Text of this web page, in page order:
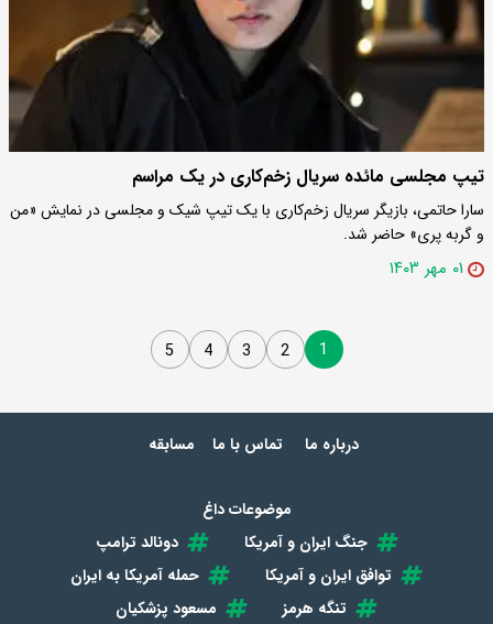
تیپ مجلسی مائده سریال زخم‌کاری در یک مراسم
سارا حاتمی، بازیگر سریال زخم‌کاری با یک تیپ شیک و مجلسی در نمایش «من
و گربه پری» حاضر شد.
۰۱ مهر ۱۴۰۳
1
2
3
4
5
درباره ما تماس با ما مسابقه
موضوعات داغ
جنگ ایران و آمریکا
دونالد ترامپ
توافق ایران و آمریکا
حمله آمریکا به ایران
تنگه هرمز
مسعود پزشکیان